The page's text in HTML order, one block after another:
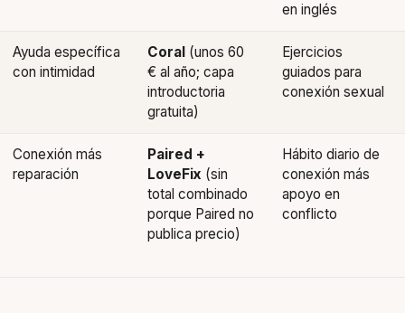
en inglés
Ayuda específica
con intimidad
Coral (unos 60
€ al año; capa
introductoria
gratuita)
Ejercicios
guiados para
conexión sexual
Conexión más
reparación
Paired +
LoveFix (sin
total combinado
porque Paired no
publica precio)
Hábito diario de
conexión más
apoyo en
conflicto